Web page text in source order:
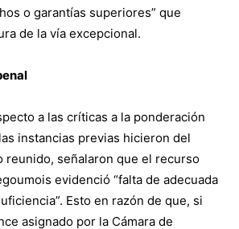
o garantías superiores” que
de la vía excepcional.
a las críticas a la ponderación
instancias previas hicieron del
reunido, señalaron que el recurso
evidenció “falta de adecuada
Esto en razón de que, si
asignado por la Cámara de